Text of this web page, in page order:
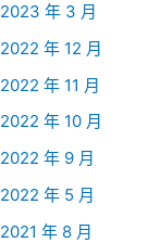
2023 年 3 月
2022 年 12 月
2022 年 11 月
2022 年 10 月
2022 年 9 月
2022 年 5 月
2021 年 8 月